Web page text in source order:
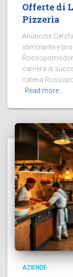
Offerte di
Pizzeria
Anúncios
stimolante e
carriera di
catena
Read more…
AZIENDE